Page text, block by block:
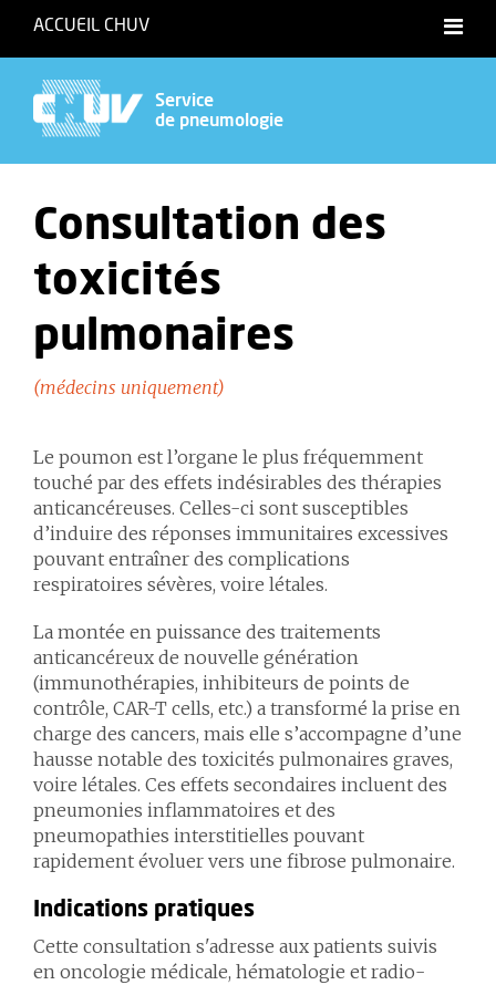
ACCUEIL CHUV
Service
de pneumologie
Consultation des
toxicités
pulmonaires
(médecins uniquement)
Le poumon est l’organe le plus fréquemment
touché par des effets indésirables des thérapies
anticancéreuses. Celles-ci sont susceptibles
d’induire des réponses immunitaires excessives
pouvant entraîner des complications
respiratoires sévères, voire létales.
La montée en puissance des traitements
anticancéreux de nouvelle génération
(immunothérapies, inhibiteurs de points de
contrôle, CAR-T cells, etc.) a transformé la prise en
charge des cancers, mais elle s’accompagne d’une
hausse notable des toxicités pulmonaires graves,
voire létales. Ces effets secondaires incluent des
pneumonies inflammatoires et des
pneumopathies interstitielles pouvant
rapidement évoluer vers une fibrose pulmonaire.
Indications pratiques
Cette consultation s'adresse aux patients suivis
en oncologie médicale, hématologie et radio-